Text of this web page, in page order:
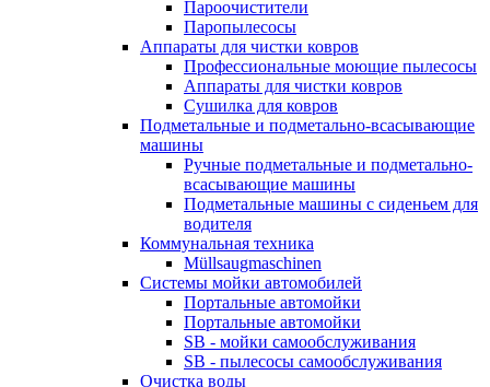
Пароочистители
Паропылесосы
Аппараты для чистки ковров
Профессиональные моющие пылесосы
Аппараты для чистки ковров
Сушилка для ковров
Подметальные и подметально-всасывающие
машины
Ручные подметальные и подметально-
всасывающие машины
Подметальные машины с сиденьем для
водителя
Коммунальная техника
Müllsaugmaschinen
Системы мойки автомобилей
Портальные автомойки
Портальные автомойки
SB - мойки самообслуживания
SB - пылесосы самообслуживания
Очистка воды